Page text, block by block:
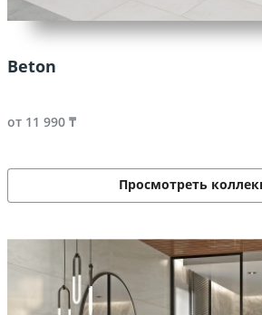
Beton
от 11 990 ₸
Просмотреть